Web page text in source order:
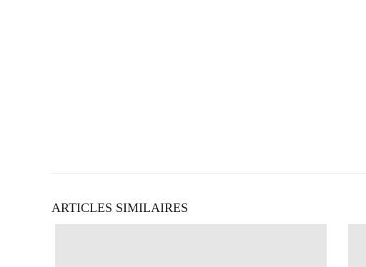
ARTICLES SIMILAIRES